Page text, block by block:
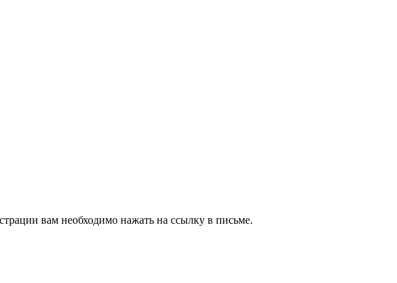
вам необходимо нажать на ссылку в письме.